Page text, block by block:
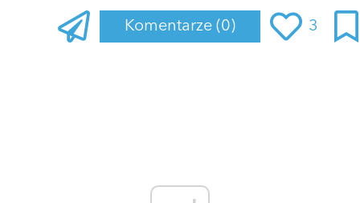
Komentarze (0) 3